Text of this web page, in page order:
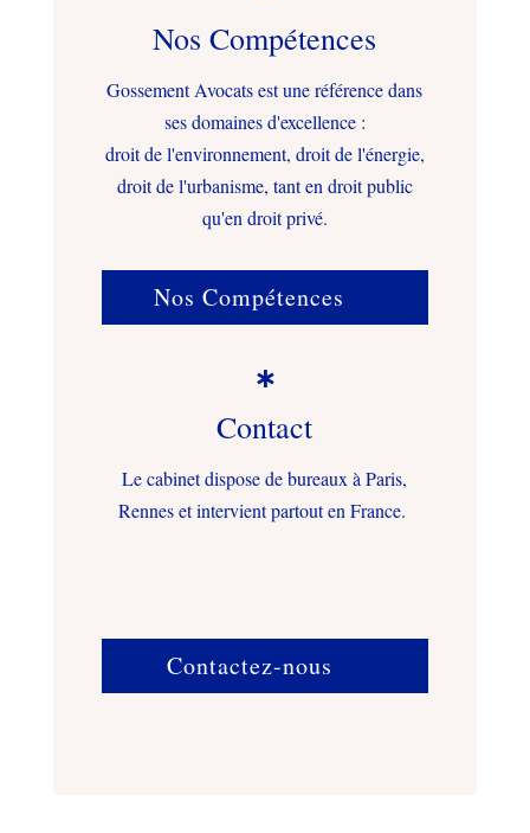
Nos Compétences
Gossement Avocats est une référence dans
ses domaines d'excellence :
droit de l'environnement, droit de l'énergie,
droit de l'urbanisme, tant en droit public
qu'en droit privé.
Nos Compétences

Contact
Le cabinet dispose de bureaux à Paris,
Rennes et intervient partout en France.
Contactez-nous